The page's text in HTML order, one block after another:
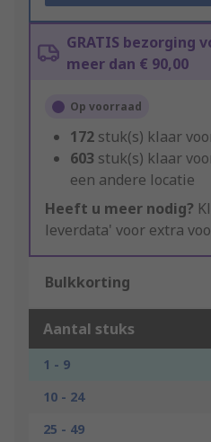
GRATIS bezorging
meer dan € 90,00
Op voorraad
172 stuk(s) klaar
603 stuk(s) klaar
een andere locatie
Heeft u meer nodig?
leverdata' voor extra
Bulkkorting
Aantal stuks
1 - 9
10 - 24
25 - 49